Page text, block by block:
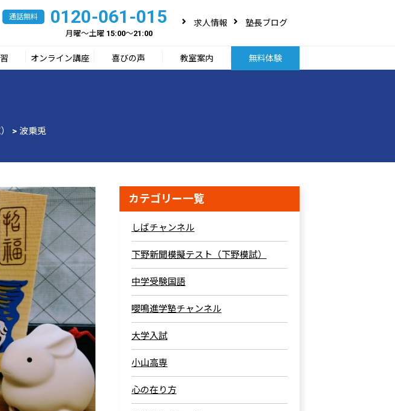
0120-061-015
月曜～土曜 15:00～21:00
求人情報 塾長ブログ
オンライン講座 喜びの声 教室案内 無料体験
> 波乗兎
カテゴリー一覧
しばチャンネル
下野新聞模擬テスト（下野模試）
中学受験国語
嚶鳴進学塾チャンネル
大学入試
小山高専
心の在り方